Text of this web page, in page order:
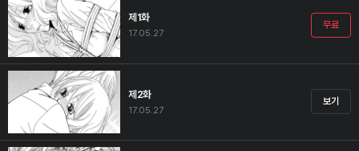
제1화
17.05.27
무료
제2화
17.05.27
보기